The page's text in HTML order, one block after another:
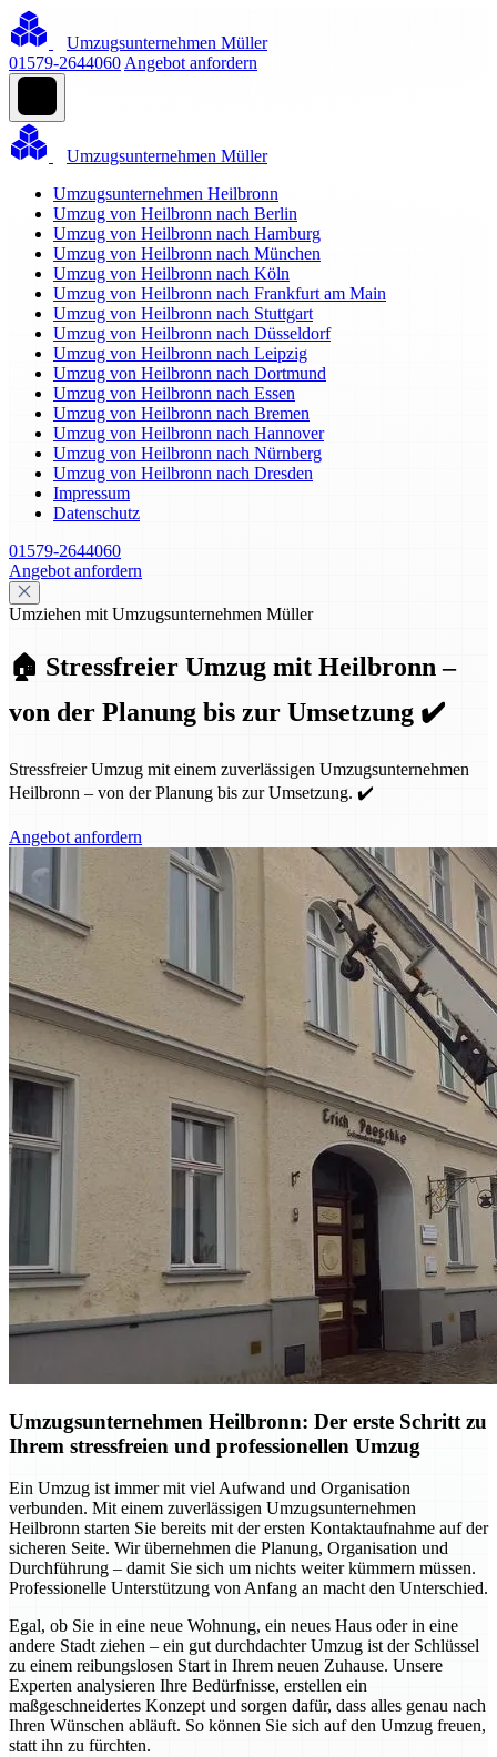
Umzugsunternehmen Müller
01579-2644060 Angebot anfordern
Umzugsunternehmen Müller
Umzugsunternehmen Heilbronn
Umzug von Heilbronn nach Berlin
Umzug von Heilbronn nach Hamburg
Umzug von Heilbronn nach München
Umzug von Heilbronn nach Köln
Umzug von Heilbronn nach Frankfurt am Main
Umzug von Heilbronn nach Stuttgart
Umzug von Heilbronn nach Düsseldorf
Umzug von Heilbronn nach Leipzig
Umzug von Heilbronn nach Dortmund
Umzug von Heilbronn nach Essen
Umzug von Heilbronn nach Bremen
Umzug von Heilbronn nach Hannover
Umzug von Heilbronn nach Nürnberg
Umzug von Heilbronn nach Dresden
Impressum
Datenschutz
01579-2644060
Angebot anfordern
Umziehen mit Umzugsunternehmen Müller
🏠 Stressfreier Umzug mit Heilbronn –
von der Planung bis zur Umsetzung ✔️
Stressfreier Umzug mit einem zuverlässigen Umzugsunternehmen
Heilbronn – von der Planung bis zur Umsetzung. ✔️
Angebot anfordern
Umzugsunternehmen Heilbronn: Der erste Schritt zu
Ihrem stressfreien und professionellen Umzug
Ein Umzug ist immer mit viel Aufwand und Organisation
verbunden. Mit einem zuverlässigen Umzugsunternehmen
Heilbronn starten Sie bereits mit der ersten Kontaktaufnahme auf der
sicheren Seite. Wir übernehmen die Planung, Organisation und
Durchführung – damit Sie sich um nichts weiter kümmern müssen.
Professionelle Unterstützung von Anfang an macht den Unterschied.
Egal, ob Sie in eine neue Wohnung, ein neues Haus oder in eine
andere Stadt ziehen – ein gut durchdachter Umzug ist der Schlüssel
zu einem reibungslosen Start in Ihrem neuen Zuhause. Unsere
Experten analysieren Ihre Bedürfnisse, erstellen ein
maßgeschneidertes Konzept und sorgen dafür, dass alles genau nach
Ihren Wünschen abläuft. So können Sie sich auf den Umzug freuen,
statt ihn zu fürchten.